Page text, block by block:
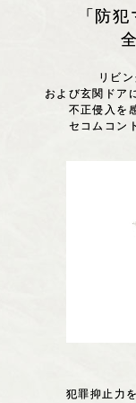
「防
リビ
および玄関ドア
不正侵入を
セコムコン
犯罪抑止力